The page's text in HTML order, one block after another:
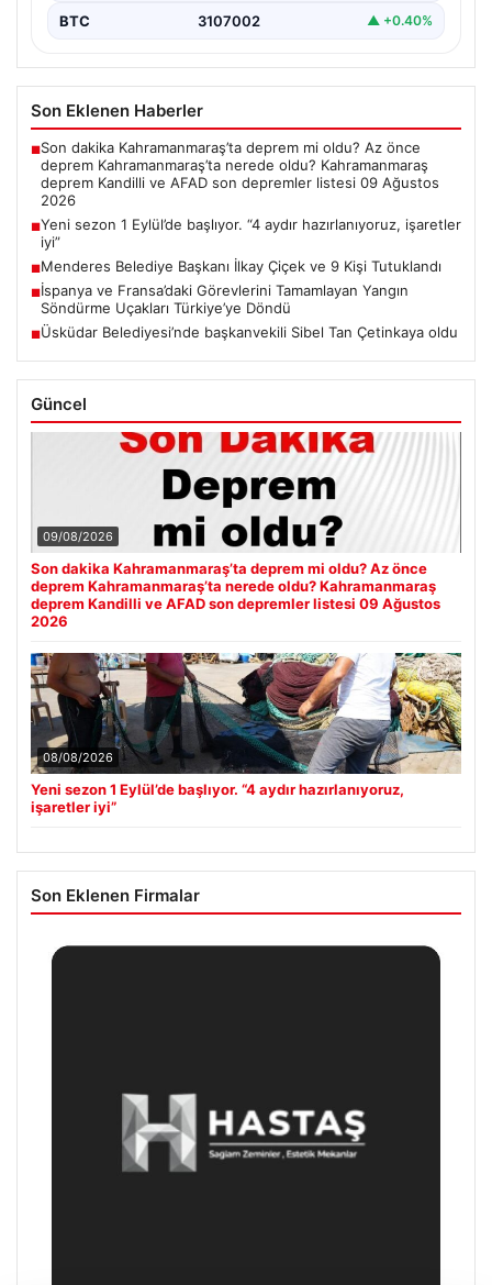
BTC 3107002 ▲ +0.40%
Son Eklenen Haberler
■Son dakika Kahramanmaraş’ta deprem mi oldu? Az önce
deprem Kahramanmaraş’ta nerede oldu? Kahramanmaraş
deprem Kandilli ve AFAD son depremler listesi 09 Ağustos
2026
■Yeni sezon 1 Eylül’de başlıyor. “4 aydır hazırlanıyoruz, işaretler
iyi”
■Menderes Belediye Başkanı İlkay Çiçek ve 9 Kişi Tutuklandı
■İspanya ve Fransa’daki Görevlerini Tamamlayan Yangın
Söndürme Uçakları Türkiye’ye Döndü
■Üsküdar Belediyesi’nde başkanvekili Sibel Tan Çetinkaya oldu
Güncel
09/08/2026
Son dakika Kahramanmaraş’ta deprem mi oldu? Az önce
deprem Kahramanmaraş’ta nerede oldu? Kahramanmaraş
deprem Kandilli ve AFAD son depremler listesi 09 Ağustos
2026
08/08/2026
Yeni sezon 1 Eylül’de başlıyor. “4 aydır hazırlanıyoruz,
işaretler iyi”
Son Eklenen Firmalar